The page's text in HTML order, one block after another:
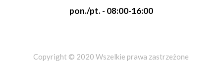
pon./pt. - 08:00-16:00
Copyright © 2020 Wszelkie prawa zastrzeżone